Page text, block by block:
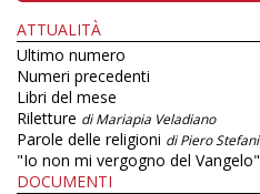
ATTUALITÀ
Ultimo numero
Numeri precedenti
Libri del mese
Riletture di Mariapia Veladiano
Parole delle religioni di Piero Stefani
"Io non mi vergogno del Vangelo"
DOCUMENTI